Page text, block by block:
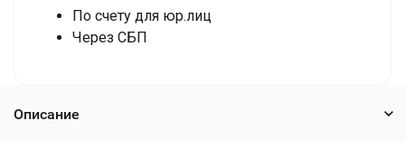
По счету для юр.лиц
Через СБП
Описание